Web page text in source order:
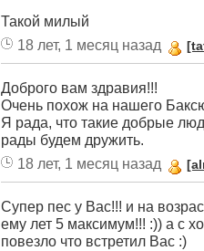
Такой милый
18 лет, 1 месяц назад
Доброго вам здравия!!!
Очень похож на нашего
Я рада, что такие добрые
рады будем дружить.
18 лет, 1 месяц назад
Супер пес у Вас!!! и на
ему лет 5 максимум!!! :)) а с
повезло что встретил Вас :)